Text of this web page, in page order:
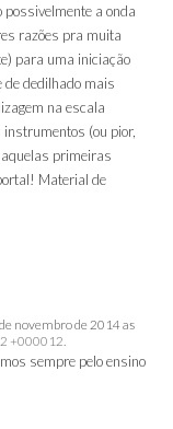
a onda
razões pra muita
para uma iniciação
dedilhado mais
na escala
(ou pior,
primeiras
Material de
novembro de 2014 as
+000012.
sempre pelo ensino